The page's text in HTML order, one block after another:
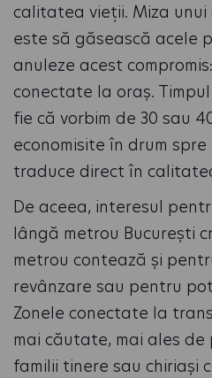
calitatea vieții. Miza
este să găsească acele
anuleze acest
conectate la oraș.
fie că vorbim de 30 sau
economisite în drum
traduce direct în
De aceea, interesul
lângă metrou București
metrou contează și
revânzare sau pentru
Zonele conectate la
mai căutate, mai ales de
familii tinere sau chiriași